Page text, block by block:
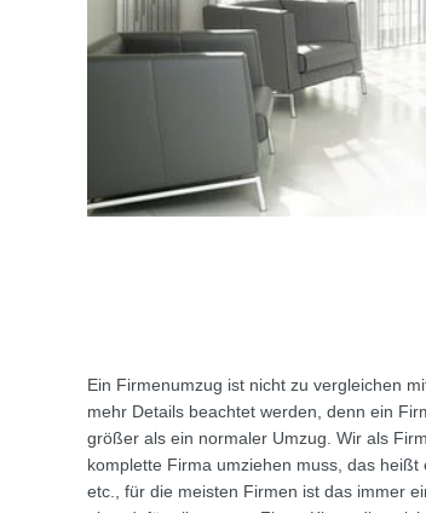
Ein Firmenumzug ist nicht zu vergleichen
mehr Details beachtet werden, denn ein
größer als ein normaler Umzug. Wir als
komplette Firma umziehen muss, das
etc., für die meisten Firmen ist das immer